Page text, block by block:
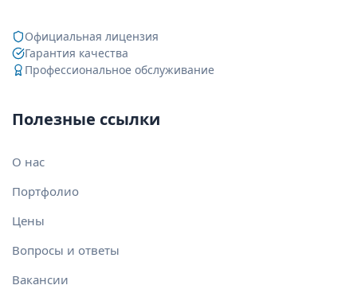
Официальная лицензия
Гарантия качества
Профессиональное обслуживание
Полезные ссылки
О нас
Портфолио
Цены
Вопросы и ответы
Вакансии